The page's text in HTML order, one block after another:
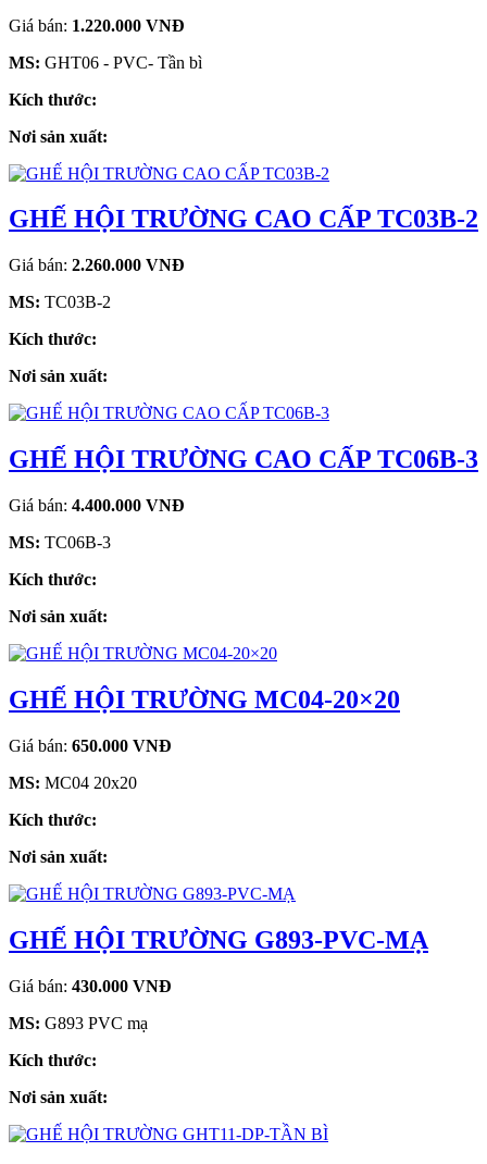
Giá bán: 1.220.000 VNĐ
MS: GHT06 - PVC- Tần bì
Kích thước:
Nơi sản xuất:
GHẾ HỘI TRƯỜNG CAO CẤP TC03B-2
Giá bán: 2.260.000 VNĐ
MS: TC03B-2
Kích thước:
Nơi sản xuất:
GHẾ HỘI TRƯỜNG CAO CẤP TC06B-3
Giá bán: 4.400.000 VNĐ
MS: TC06B-3
Kích thước:
Nơi sản xuất:
GHẾ HỘI TRƯỜNG MC04-20×20
Giá bán: 650.000 VNĐ
MS: MC04 20x20
Kích thước:
Nơi sản xuất:
GHẾ HỘI TRƯỜNG G893-PVC-MẠ
Giá bán: 430.000 VNĐ
MS: G893 PVC mạ
Kích thước:
Nơi sản xuất: